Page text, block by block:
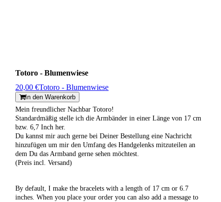
Totoro - Blumenwiese
20,00 €Totoro - Blumenwiese
In den Warenkorb
Mein freundlicher Nachbar Totoro!
Standardmäßig stelle ich die Armbänder in einer Länge von 17 cm
bzw. 6,7 Inch her.
Du kannst mir auch gerne bei Deiner Bestellung eine Nachricht
hinzufügen um mir den Umfang des Handgelenks mitzuteilen an
dem Du das Armband gerne sehen möchtest.
(Preis incl. Versand)
By default, I make the bracelets with a length of 17 cm or 6.7
inches. When you place your order you can also add a message to